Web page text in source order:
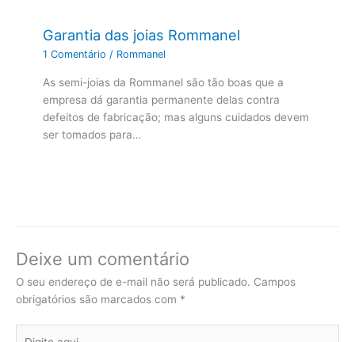
Garantia das joias Rommanel
1 Comentário / Rommanel
As semi-joias da Rommanel são tão boas que a
empresa dá garantia permanente delas contra
defeitos de fabricação; mas alguns cuidados devem
ser tomados para…
Deixe um comentário
O seu endereço de e-mail não será publicado. Campos
obrigatórios são marcados com *